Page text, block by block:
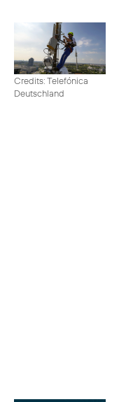
Credits: Telefónica
Deutschland